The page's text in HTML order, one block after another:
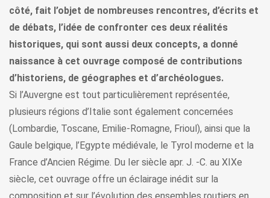
côté, fait l’objet de nombreuses rencontres, d’écrits et
de débats, l’idée de confronter ces deux réalités
historiques, qui sont aussi deux concepts, a donné
naissance à cet ouvrage composé de contributions
d’historiens, de géographes et d’archéologues.
Si l’Auvergne est tout particulièrement représentée,
plusieurs régions d’Italie sont également concernées
(Lombardie, Toscane, Emilie-Romagne, Frioul), ainsi que la
Gaule belgique, l’Egypte médiévale, le Tyrol moderne et la
France d’Ancien Régime. Du Ier siècle apr. J. -C. au XIXe
siècle, cet ouvrage offre un éclairage inédit sur la
composition et sur l’évolution des ensembles routiers en